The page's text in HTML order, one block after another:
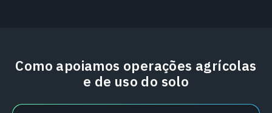
Como apoiamos operações agrícolas
e de uso do solo